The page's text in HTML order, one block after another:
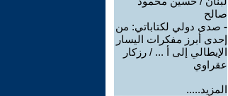
صالح
- صدى دولي لكتاباتي: من
إحدى أبرز مفكرات اليسار
الإيطالي إلى أ ... / رزكار
عقراوي
المزيد.....